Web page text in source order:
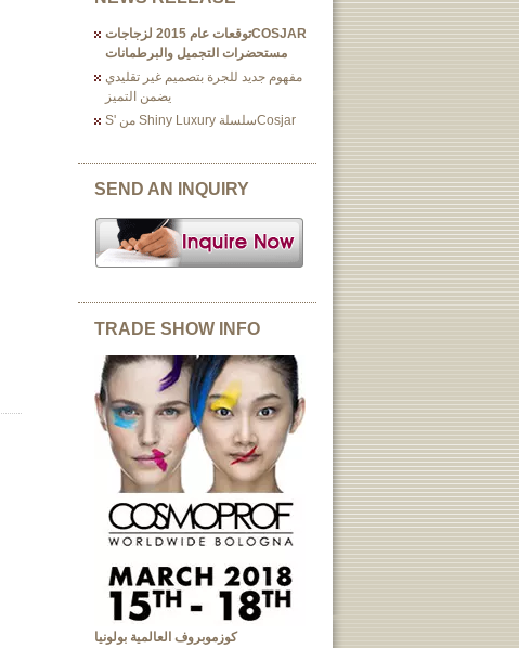
COSJARتوقعات عام 2015 لزجاجات
مستحضرات التجميل والبرطمانات
مفهوم جديد للجرة بتصميم غير تقليدي
يضمن التميز
Cosjarسلسلة Shiny Luxury من 's
SEND AN INQUIRY
TRADE SHOW INFO
كوزموبروف العالمية بولونيا